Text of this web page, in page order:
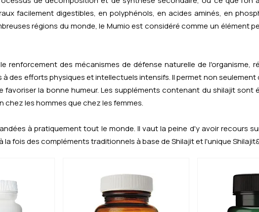
facilement digestibles, en polyphénols, en acides aminés, en
régions du monde, le Mumio est considéré comme un élément
renforcement des mécanismes de défense naturelle de l'organisme,
des efforts physiques et intellectuels intensifs. Il permet non
la bonne humeur. Les suppléments contenant du shilajit
chez les hommes que chez les femmes.
à pratiquement tout le monde. Il vaut la peine d'y avoir recours
fois des compléments traditionnels à base de Shilajit et l'unique